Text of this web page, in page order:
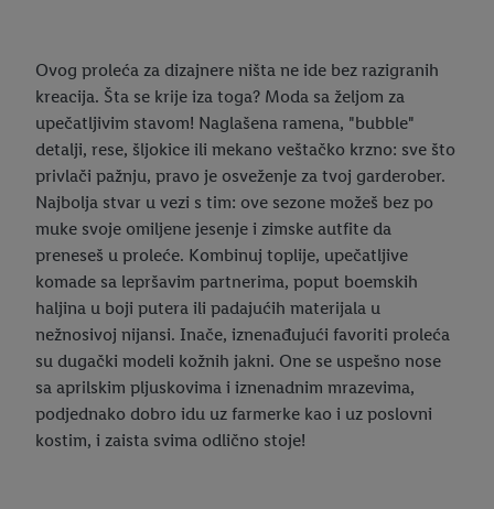
Ovog proleća za dizajnere ništa ne ide bez razigranih
kreacija. Šta se krije iza toga? Moda sa željom za
upečatljivim stavom! Naglašena ramena, "bubble"
detalji, rese, šljokice ili mekano veštačko krzno: sve što
privlači pažnju, pravo je osveženje za tvoj garderober.
Najbolja stvar u vezi s tim: ove sezone možeš bez po
muke svoje omiljene jesenje i zimske autfite da
preneseš u proleće. Kombinuj toplije, upečatljive
komade sa lepršavim partnerima, poput boemskih
haljina u boji putera ili padajućih materijala u
nežnosivoj nijansi. Inače, iznenađujući favoriti proleća
su dugački modeli kožnih jakni. One se uspešno nose
sa aprilskim pljuskovima i iznenadnim mrazevima,
podjednako dobro idu uz farmerke kao i uz poslovni
kostim, i zaista svima odlično stoje!